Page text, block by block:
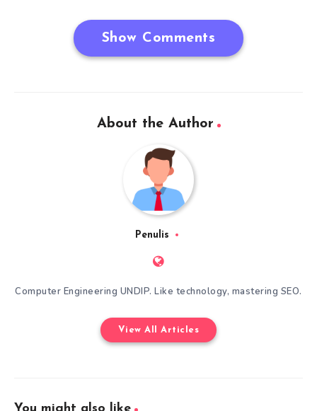
Show Comments
About the Author
Penulis
Computer Engineering UNDIP. Like technology, mastering SEO.
View All Articles